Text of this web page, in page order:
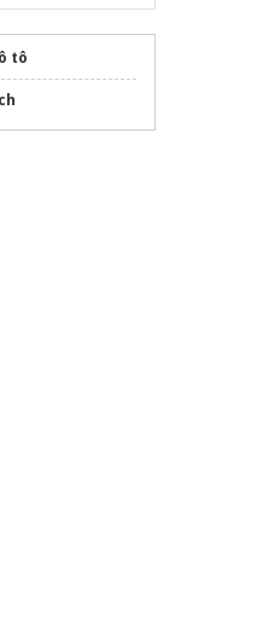
tô